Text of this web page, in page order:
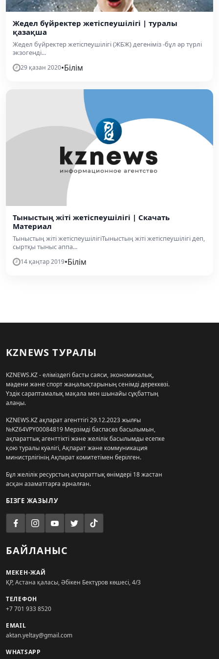
Жедел бүйректер жетіспеушілігі | туралы
қазақша
Жедел бүйректер жетіспеушілігі (ЖБЖ) дегеніміз -бұл әр түрлі
экзогенді...
29 қазан 2020•Білім
Тыныстың жіті жетіспеушілігі | Скачать
Материал
Тыныстың жіті жетіспеушілігіТыныстың жіті жетіспеушілігі деп,
сыртқы тыныс аппа...
14 қаңтар 2019•Білім
KZNEWS ТУРАЛЫ
KZNEWS.KZ - еліміздегі басты саяси, экономикалық,
мәдени және спорт жаңалықтарының сенімді дереккөзі.
Үздік сараптамалық мақала мен шынайы сұқбаттың
алаңы.
KZNEWS.KZ ақпарат агенттігі 29.12.2023 жылғы
№KZ64VPY00084819 Мерзімді баспасөз басылымын,
ақпараттық агенттікті және желілік басылымды есепке
қою туралы куәлігі, Ақпарат және коммуникация
министрлігінің Ақпарат комитетімен берілген.
Бұл желілік ресурстың ақпараттық өнімдері 18 жастан
асқан азаматтарға арналған.
БІЗГЕ ЖАЗЫЛУ
БАЙЛАНЫС
МЕКЕН-ЖАЙ
ҚР, Астана қаласы, Әбікен Бектұров көшесі, 4/3
ТЕЛЕФОН
+7 701 933 8520
EMAIL
aktan.yeltay@gmail.com
WHATSAPP